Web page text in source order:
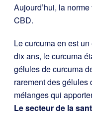
Aujourd’hui, la
CBD.
Le curcuma en est
dix ans, le curcuma
gélules de curcuma
rarement des gélules
mélanges qui
Le secteur de la